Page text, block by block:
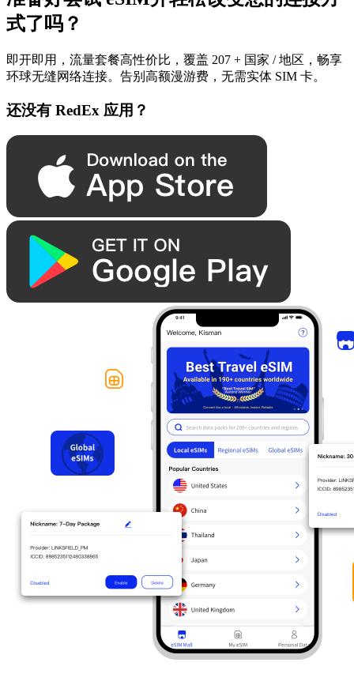
式了吗？
即开即用，流量套餐高性价比，覆盖 207 + 国家 / 地区，畅享
环球无缝网络连接。告别高额漫游费，无需实体 SIM 卡。
还没有 RedEx 应用？